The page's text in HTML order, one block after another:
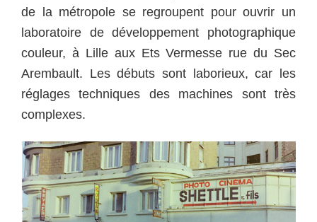
de la métropole se regroupent pour ouvrir un
laboratoire de développement photographique
couleur, à Lille aux Ets Vermesse rue du Sec
Arembault. Les débuts sont laborieux, car les
réglages techniques des machines sont très
complexes.